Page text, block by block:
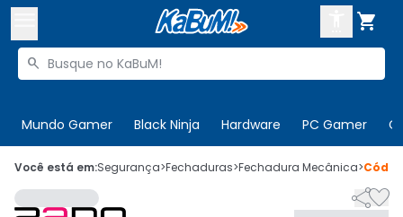

Buscar produtos

Mundo Gamer Black Ninja Hardware PC Gamer
 Olá. Acesse sua conta
 Departamentos
Você está em:Segurança>Fechaduras>Fechadura Mecânica>
